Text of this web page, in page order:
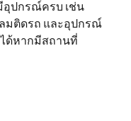
ปกรณ์ครบ เช่น
มติดรถ และอุปกรณ์
ได้หากมีสถานที่